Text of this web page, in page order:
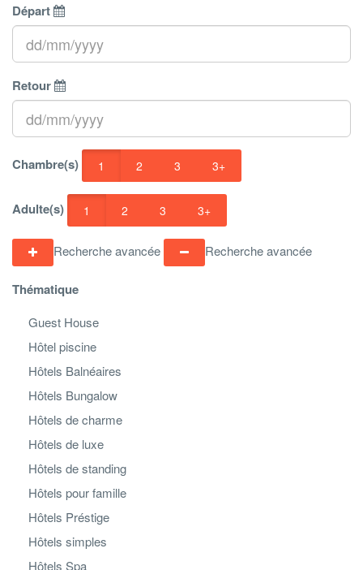
Départ
Retour
Chambre(s) 1 2 3 3+
Adulte(s) 1 2 3 3+
Recherche avancée Recherche avancée
Thématique
Guest House
Hôtel piscine
Hôtels Balnéaires
Hôtels Bungalow
Hôtels de charme
Hôtels de luxe
Hôtels de standing
Hôtels pour famille
Hôtels Préstige
Hôtels simples
Hôtels Spa